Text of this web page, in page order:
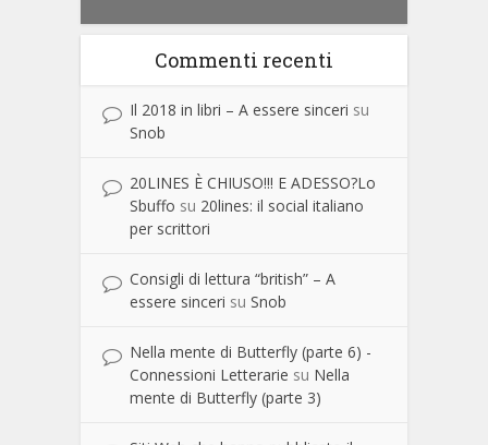
Commenti recenti
Il 2018 in libri – A essere sinceri su
Snob
20LINES È CHIUSO!!! E ADESSO?Lo
Sbuffo su 20lines: il social italiano
per scrittori
Consigli di lettura “british” – A
essere sinceri su Snob
Nella mente di Butterfly (parte 6) -
Connessioni Letterarie su Nella
mente di Butterfly (parte 3)